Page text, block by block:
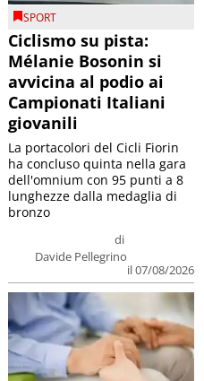
SPORT
Ciclismo su pista:
Mélanie Bosonin si
avvicina al podio ai
Campionati Italiani
giovanili
di
Davide Pellegrino
il 07/08/2026
La portacolori del Cicli Fiorin
ha concluso quinta nella gara
dell'omnium con 95 punti a 8
lunghezze dalla medaglia di
bronzo